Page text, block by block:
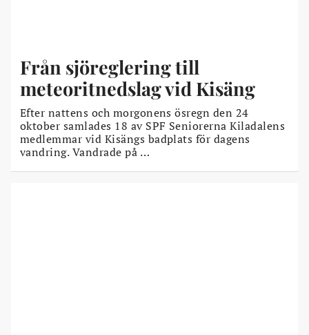
Från sjöreglering till
meteoritnedslag vid Kisäng
Efter nattens och morgonens ösregn den 24
oktober samlades 18 av SPF Seniorerna Kiladalens
medlemmar vid Kisängs badplats för dagens
vandring. Vandrade på …